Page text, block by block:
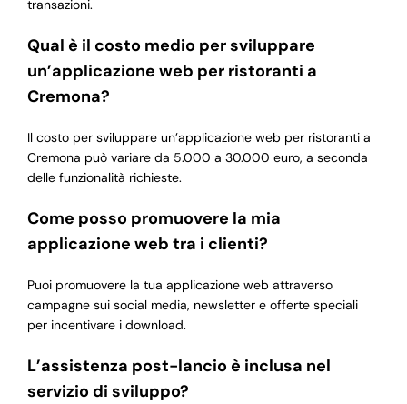
transazioni.
Qual è il costo medio per sviluppare
un’applicazione web per ristoranti a
Cremona?
Il costo per sviluppare un’applicazione web per ristoranti a
Cremona può variare da 5.000 a 30.000 euro, a seconda
delle funzionalità richieste.
Come posso promuovere la mia
applicazione web tra i clienti?
Puoi promuovere la tua applicazione web attraverso
campagne sui social media, newsletter e offerte speciali
per incentivare i download.
L’assistenza post-lancio è inclusa nel
servizio di sviluppo?